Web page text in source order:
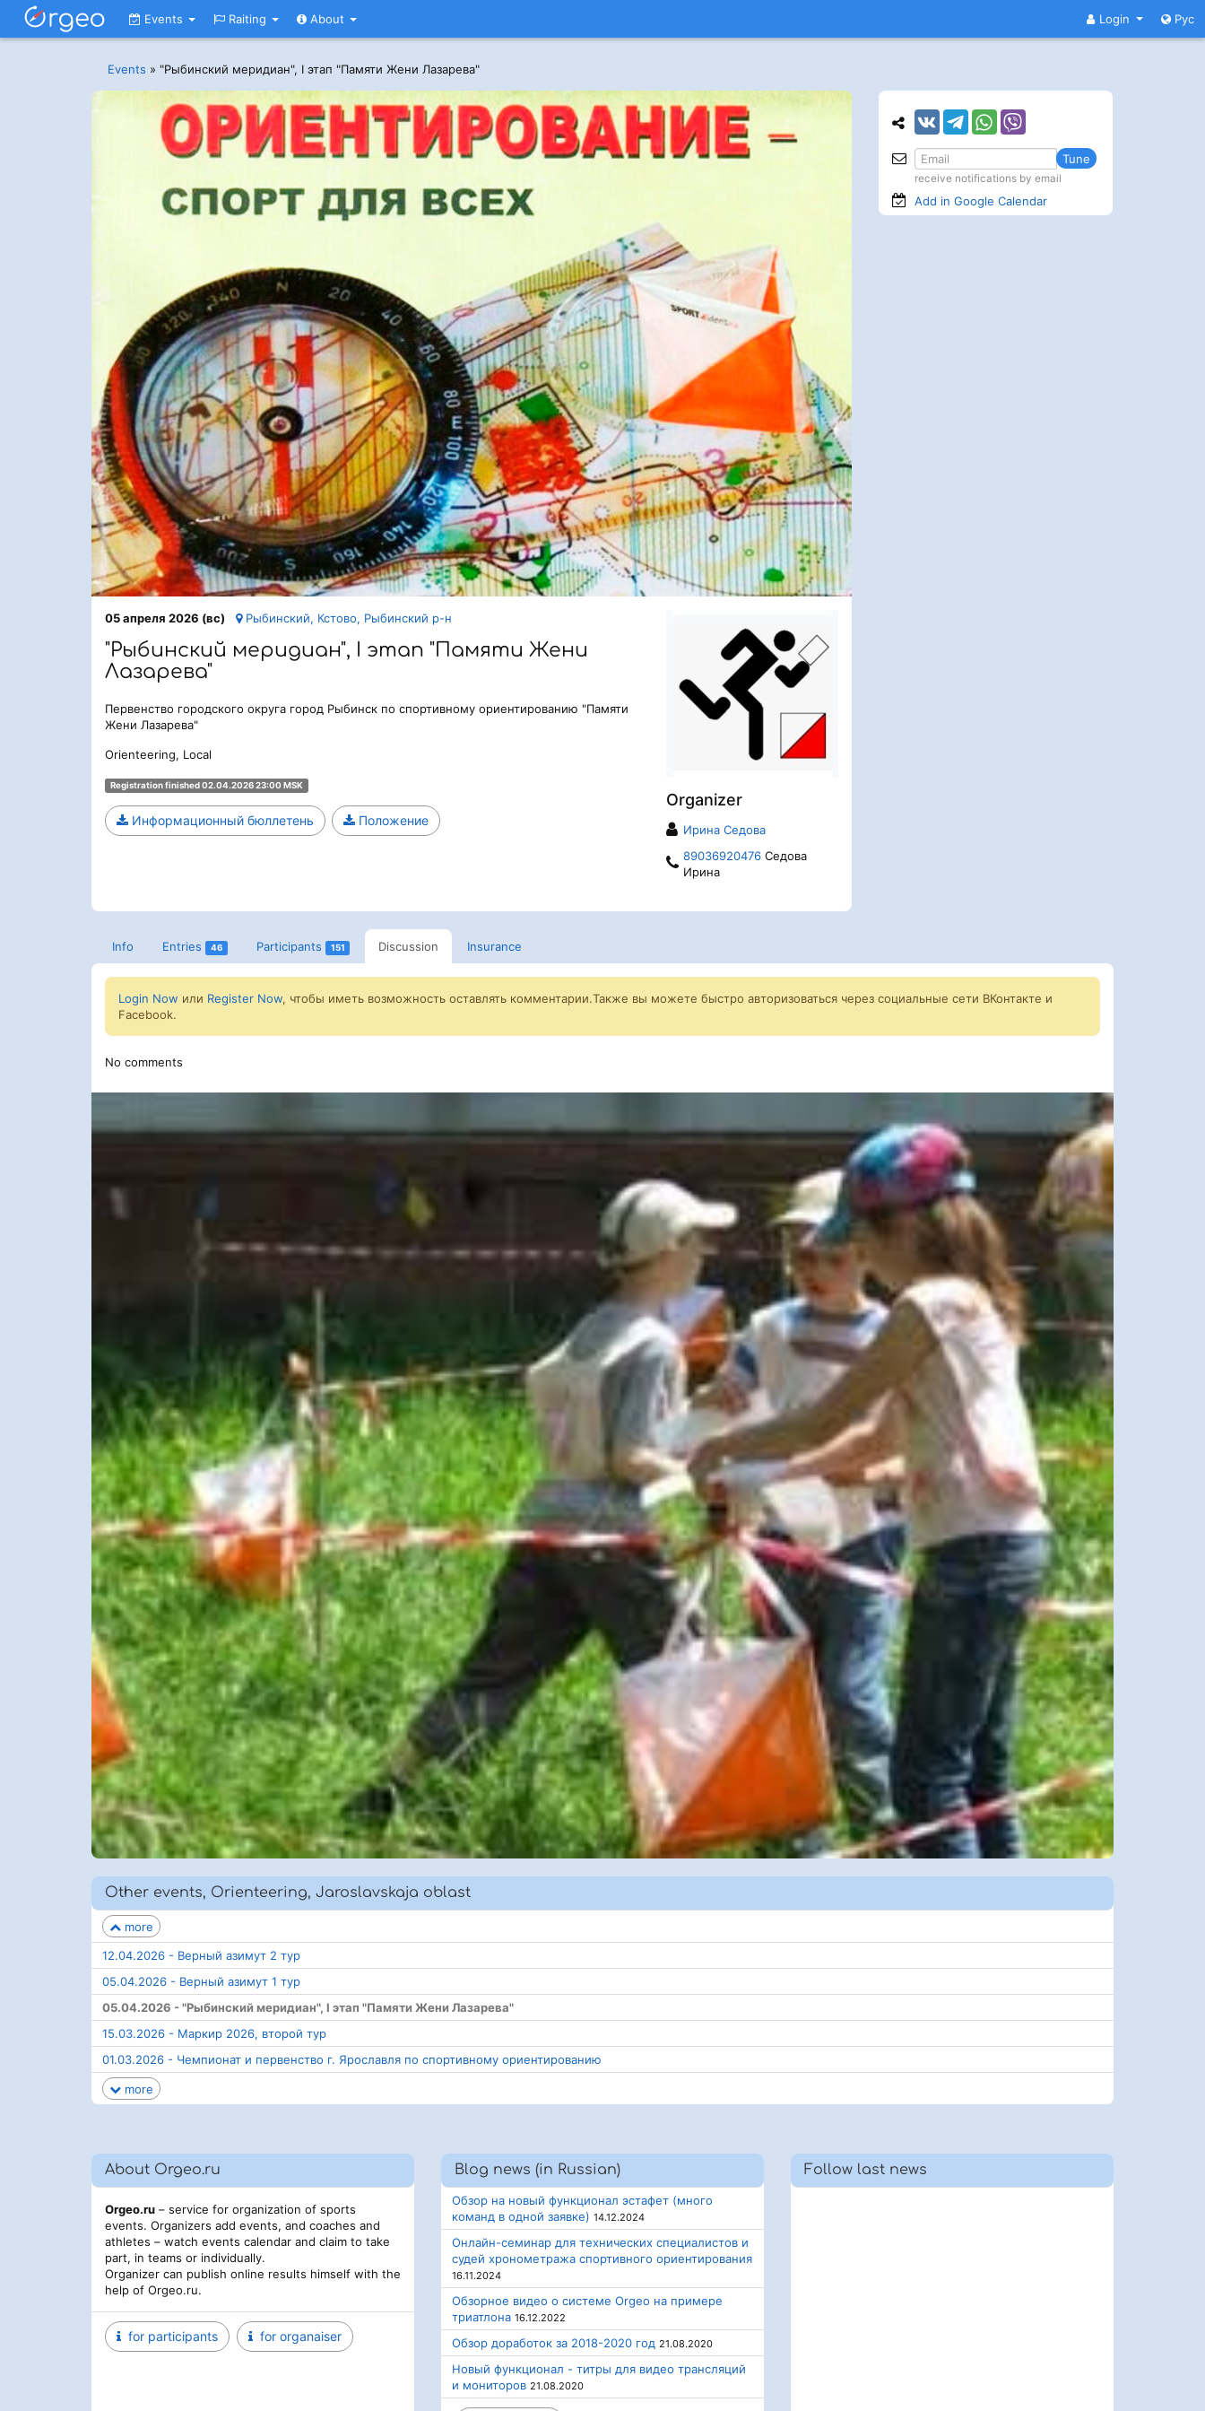
Login Рус
Events Raiting About
Events » "Рыбинский меридиан", I этап "Памяти Жени Лазарева"
Organizer
Ирина Седова
89036920476Седова
Ирина
05 апреля 2026 (вс) Рыбинский, Кстово, Рыбинский р-н
"Рыбинский меридиан", I этап "Памяти Жени
Лазарева"
Первенство городского округа город Рыбинск по спортивному ориентированию "Памяти
Жени Лазарева"
Orienteering, Local
Registration finished 02.04.2026 23:00 MSK
Информационный бюллетень Положение
Info Entries 46 Participants 151 Discussion Insurance
Login Now или Register Now, чтобы иметь возможность оставлять комментарии.Также вы можете быстро авторизоваться через социальные сети ВКонтакте и
Facebook.
No comments
Other events, Orienteering, Jaroslavskaja oblast
more
12.04.2026 - Верный азимут 2 тур
05.04.2026 - Верный азимут 1 тур
05.04.2026 - "Рыбинский меридиан", I этап "Памяти Жени Лазарева"
15.03.2026 - Маркир 2026, второй тур
01.03.2026 - Чемпионат и первенство г. Ярославля по спортивному ориентированию
more
Tune
receive notifications by email
Add in Google Calendar
About Orgeo.ru
Orgeo.ru – service for organization of sports
events. Organizers add events, and coaches and
athletes – watch events calendar and claim to take
part, in teams or individually.
Organizer can publish online results himself with the
help of Orgeo.ru.
for participants for organaiser
Blog news (in Russian)
Обзор на новый функционал эстафет (много
команд в одной заявке) 14.12.2024
Онлайн-семинар для технических специалистов и
судей хронометража спортивного ориентирования
16.11.2024
Обзорное видео о системе Orgeo на примере
триатлона 16.12.2022
Обзор доработок за 2018-2020 год 21.08.2020
Новый функционал - титры для видео трансляций
и мониторов 21.08.2020
Follow last news